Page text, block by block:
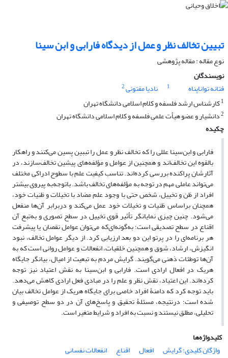
تبیین تخالف نظر و عمل از دیدگاه فارابی و ابن سینا
نوع مقاله : مقاله پژوهشی
نویسندگان
فتانه تواناپناه
1 نادیا مفتونی2
1کارشناس ارشد فلسفه و کلام اسلامی دانشگاه تهران
2دانشیار و عضو هیأت علمی فلسفه و کلام اسلامی دانشگاه تهران
چکیده
فارابی و ابن‌سینا عللی را که تخالف نظر و عمل را تببین پسین می‌کنند و راهکار
بالقوه این تخالف‌اند و همچنین از عوامل و مؤلفه‌های پیشین تخالف‌سازند، در
آثارشان پراکنده بررسی کرده‌اند. تناسب کیفیت علم با سطوح ادراکی مختلف
می‌تواند عاملی مهم در توجه به مؤلفه‌های تخالف باشد. باتوجه‌به پیروی بیشتر
افراد از ظن و تخییل، شخص حتی با وجود علم مضاد با تخیلات و ظنیات خود،
همچنان براساس ظنیات و تخیلات خود عمل می‌کند و دربرابر آن‌ها منفعل
می‌شود. چنین چیزی نمایانگر تأثیر قوی تخییل در سطح تصوری و به‌تبع آن
اقناع در سطح تصدیقی است؛ به‌گونه‌ای‌که می‌توان عوامل نقصان یا پیشرفت
هر برنامه‌ای را در پرتو این دو بعد ارزیابی کرد. از دیگر عوامل تخالف، نبود
انگیزش، ارشاد، شوق و همچنین خلقیات، انفعالات و عوامل روانی است که به
آن‌ها توطئات ذهنی می‌گویند. گرایش مردم به تبعیت از امیال، بیانگر جایگاه
هریک در افعال ارادی است. فارابی و ابن‌سینا به نقش اعتیاد نیز توجه
کرده‌اند. این اعتیاد، نقش نظر و علم را در مبادی فعل ارادی کاهش می‌دهد.
باید توجه کرد که دامنۀ افراد خاصی برای جایگاه هریک از عوامل تخالف بیان
شده است؛ درنتیجه، مسئلۀ تحقیق و پاسخ‌های آن در دو سطح توصیفی و
تحلیلی، مطلق نیستند و نسبت به افراد و شرایط متغیر است.
کلیدواژه‌ها
واژگان کلیدی: گرایش
افعال اقناع
انفعالات نفسانی